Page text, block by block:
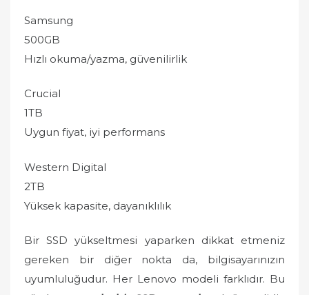
Samsung
500GB
Hızlı okuma/yazma, güvenilirlik
Crucial
1TB
Uygun fiyat, iyi performans
Western Digital
2TB
Yüksek kapasite, dayanıklılık
Bir SSD yükseltmesi yaparken dikkat etmeniz
gereken bir diğer nokta da, bilgisayarınızın
uyumluluğudur. Her Lenovo modeli farklıdır. Bu